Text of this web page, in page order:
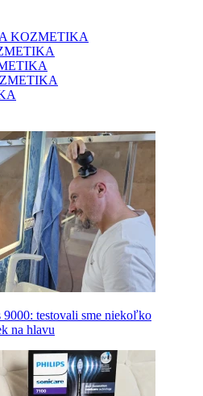
KOZMETIKA
9000: testovali sme niekoľko
na hlavu